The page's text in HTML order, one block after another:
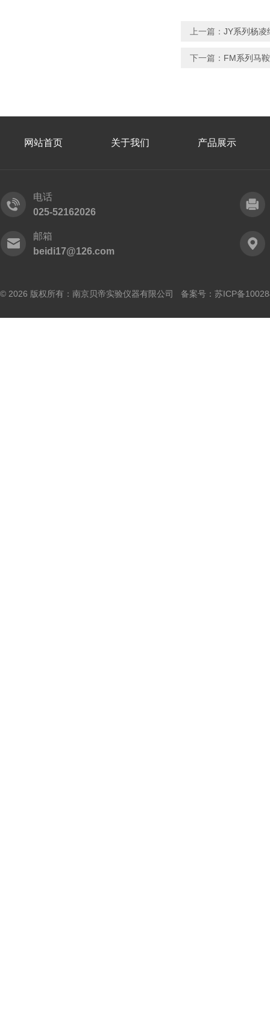
上一篇： JY系列杨凌
下一篇： FM系列马
网站首页 关于我们 产品展示
电话
025-52162026
邮箱
beidi17@126.com
© 2026 版权所有：南京贝帝实验仪器有限公司 备案号： 苏ICP备